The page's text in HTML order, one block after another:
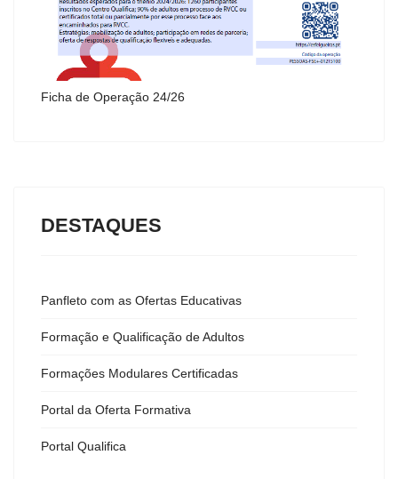
Ficha de Operação 24/26
DESTAQUES
Panfleto com as Ofertas Educativas
Formação e Qualificação de Adultos
Formações Modulares Certificadas
Portal da Oferta Formativa
Portal Qualifica